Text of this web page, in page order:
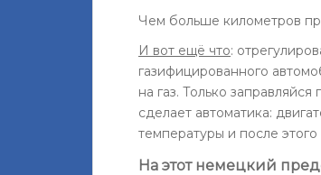
Чем больше километров
И вот ещё что:
газифицированного
на газ. Только
сделает автоматика:
температуры и после
На этот немецкий